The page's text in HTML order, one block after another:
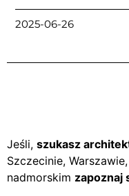
2025-06-26
Jeśli, szukasz
Szczecinie,
nadmorskim zapoznaj